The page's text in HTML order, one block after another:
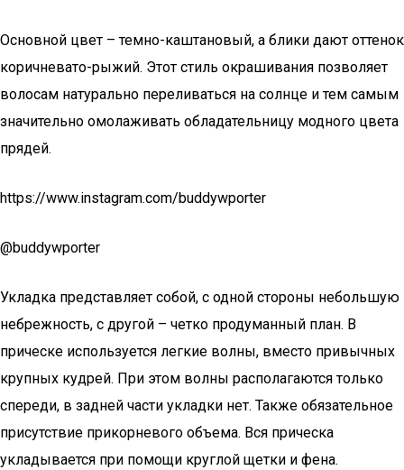
Основной цвет – темно-каштановый, а блики дают оттенок
коричневато-рыжий. Этот стиль окрашивания позволяет
волосам натурально переливаться на солнце и тем самым
значительно омолаживать обладательницу модного цвета
прядей.
https://www.instagram.com/buddywporter
@buddywporter
Укладка представляет собой, с одной стороны небольшую
небрежность, с другой – четко продуманный план. В
прическе используется легкие волны, вместо привычных
крупных кудрей. При этом волны располагаются только
спереди, в задней части укладки нет. Также обязательное
присутствие прикорневого объема. Вся прическа
укладывается при помощи круглой щетки и фена.